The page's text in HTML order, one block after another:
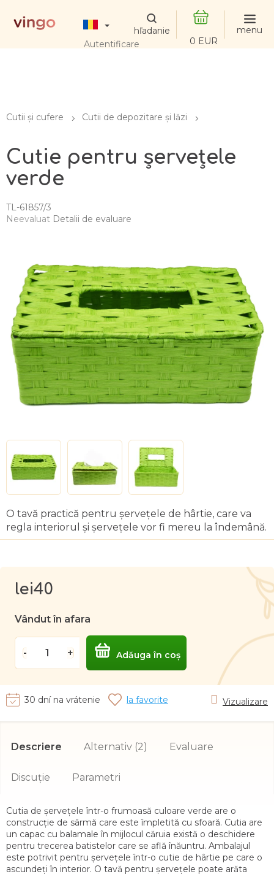
conținut
Autentificare
DE
Cutii și cufere Cutii de depozitare și lăzi
Cutie pentru șervețele
verde
TL-61857/3
Evaluarea
stele.
Neevaluat Detalii de evaluare
O tavă practică pentru șervețele de hârtie, care va
regla interiorul și șervețele vor fi mereu la îndemână.
lei40
Vândut în afara
Adăuga în coş
30 dní na vrátenie Vizualizare
Descriere Alternativ (2) Evaluare
Discuţie
Cutia de șervețele într-o frumoasă culoare verde are o
construcție de sârmă care este împletită cu sfoară. Cutia are
un capac cu balamale în mijlocul căruia există o deschidere
pentru trecerea batistelor care se află înăuntru. Ambalajul
este potrivit pentru șervețele într-o cutie de hârtie pe care o
ascundeți în interior. O tavă pentru șervețele poate arăta